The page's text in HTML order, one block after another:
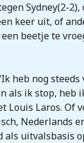
Sydney(2-2),
keer uit, of
beetje te
heb nog steeds
als ik stop, heb
Laros. Of
Nederlands
uitvalsbasis